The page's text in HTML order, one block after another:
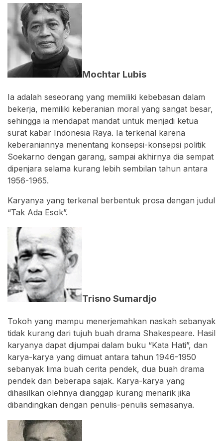
Mochtar Lubis
Ia adalah seseorang yang memiliki kebebasan dalam
bekerja, memiliki keberanian moral yang sangat besar,
sehingga ia mendapat mandat untuk menjadi ketua
surat kabar Indonesia Raya. Ia terkenal karena
keberaniannya menentang konsepsi-konsepsi politik
Soekarno dengan garang, sampai akhirnya dia sempat
dipenjara selama kurang lebih sembilan tahun antara
1956-1965.
Karyanya yang terkenal berbentuk prosa dengan judul
“Tak Ada Esok”.
Trisno Sumardjo
Tokoh yang mampu menerjemahkan naskah sebanyak
tidak kurang dari tujuh buah drama Shakespeare. Hasil
karyanya dapat dijumpai dalam buku “Kata Hati”, dan
karya-karya yang dimuat antara tahun 1946-1950
sebanyak lima buah cerita pendek, dua buah drama
pendek dan beberapa sajak. Karya-karya yang
dihasilkan olehnya dianggap kurang menarik jika
dibandingkan dengan penulis-penulis semasanya.